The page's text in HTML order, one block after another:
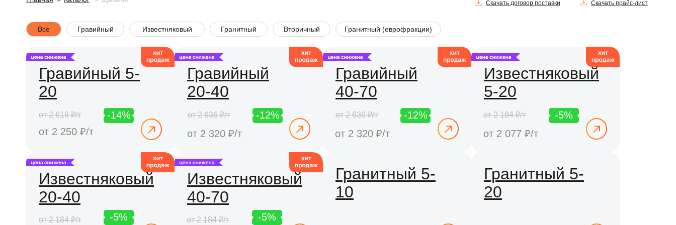
Скачать прайс-лист
Скачать договор поставки
Вторичный
Гранитный
Известняковый Гранитный (еврофракции)
Все Гравийный
-14%
Гравийный 5-
20
от 2 250 ₽/т
от 2 618 ₽/т
-12%
от 2 320 ₽/т
от 2 636 ₽/т
Гравийный
20-40
-12%
Гравийный
40-70
от 2 320 ₽/т
от 2 636 ₽/т -5%
Известняковый
5-20
от 2 077 ₽/т
от 2 184 ₽/т
Известняковый
20-40
-5%
от 2 184 ₽/т
Известняковый
40-70
-5%
от 2 184 ₽/т
Гранитный 5-
10
Гранитный 5-
20